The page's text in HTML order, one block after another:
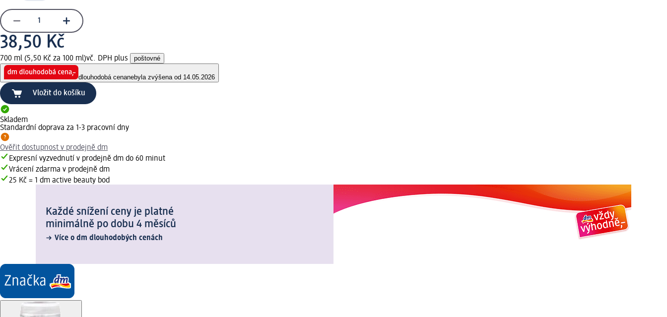
38,50 Kč
700 ml (5,50 Kč za 100 ml)vč. DPH plus poštovné
dlouhodobá cenanebyla zvýšena od 14.05.2026
Vložit do košíku
Skladem
Standardní doprava za 1-3 pracovní dny
Ověřit dostupnost v prodejně dm
Expresní vyzvednutí v prodejně dm do 60 minut
Vrácení zdarma v prodejně dm
25 Kč = 1 dm active beauty bod
Každé snížení ceny je platné
minimálně po dobu 4 měsíců
Více o dm dlouhodobých cenách